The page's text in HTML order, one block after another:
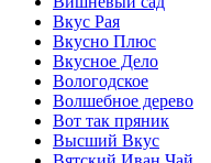
Вкус Рая
Вкусно Плюс
Вкусное Дело
Вологодское
Волшебное дерево
Вот так пряник
Высший Вкус